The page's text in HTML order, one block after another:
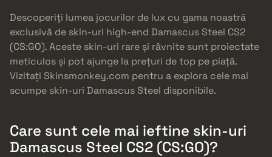
Descoperiți lumea jocurilor de lux cu gama noastră
exclusivă de skin-uri high-end Damascus Steel CS2
(CS:GO). Aceste skin-uri rare și râvnite sunt proiectate
meticulos și pot ajunge la prețuri de top pe piață.
Vizitați Skinsmonkey.com pentru a explora cele mai
scumpe skin-uri Damascus Steel disponibile.
Care sunt cele mai ieftine skin-uri
Damascus Steel CS2 (CS:GO)?